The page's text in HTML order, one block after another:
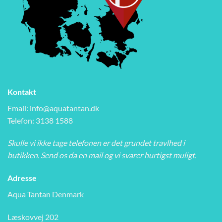
Kontakt
Email: info@aquatantan.dk
Telefon: 3138 1588
Skulle vi ikke tage telefonen er det grundet travlhed i
butikken. Send os da en mail og vi svarer hurtigst muligt.
Adresse
Aqua Tantan Denmark
Læskovvej 202